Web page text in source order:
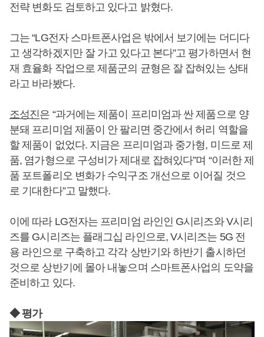
전략 변화도 검토하고 있다고 밝혔다.
그는 “LG전자 스마트폰사업은 밖에서 보기에는 더디다
고 생각하겠지만 잘 가고 있다고 본다”고 평가하면서 현
재 효율화 작업으로 제품군의 균형은 잘 잡혀있는 상태
라고 바라봤다.
조성진은 “과거에는 제품이 프리미엄과 싼 제품으로 양
분돼 프리미엄 제품이 안 팔리면 중간에서 허리 역할을
할 제품이 없었다. 지금은 프리미엄과 중가형, 미드로 제
품, 염가형으로 구성비가 제대로 잡혀있다”며 “이러한 제
품 포트폴리오 변화가 수익구조 개선으로 이어질 것으
로 기대한다”고 말했다.
이에 따라 LG전자는 프리미엄 라인인 G시리즈와 V시리
즈를 G시리즈는 플래그십 라인으로, V시리즈는 5G 전
용 라인으로 구축하고 각각 상반기와 하반기 출시하던
것으로 상반기에 몰아 내놓으며 스마트폰사업의 도약을
준비하고 있다.
◆ 평가